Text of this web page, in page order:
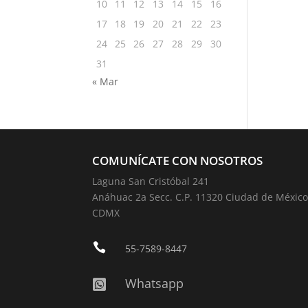
10 11 12 13 14 15
16
17
18 19 20 21 22
23
24 25 26 27 28 29
30
31
« Mar
COMUNÍCATE CON NOSOTROS
Laguna San Cristóbal 241
Anáhuac 2a Secc. C.P. 11320 Ciudad de
CDMX
 55-7589-8447
 Whatsapp